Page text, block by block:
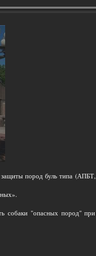
пород буль типа (АПБТ,
собаки "опасных пород" при